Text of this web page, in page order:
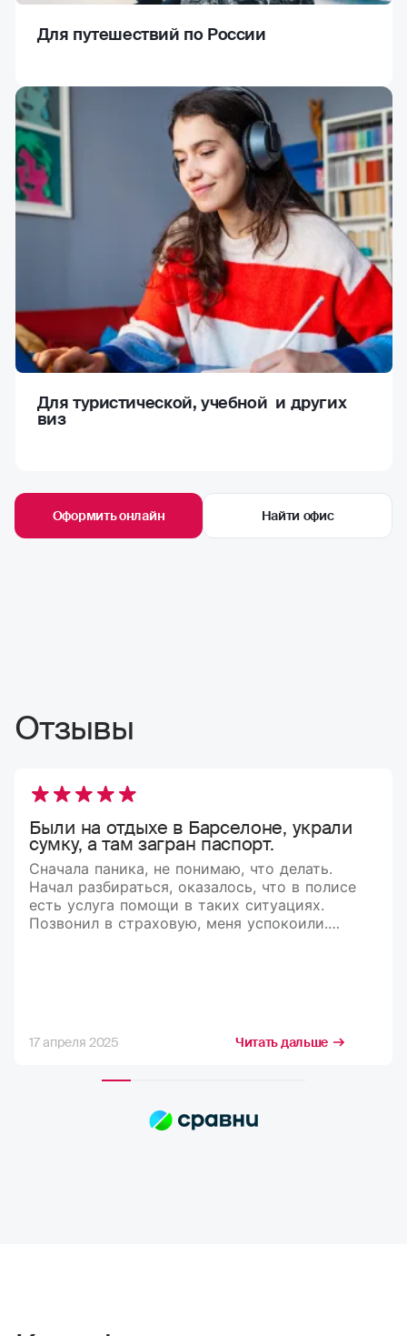
Для путешествий по России
Для туристической, учебной и других
виз
Оформить онлайн Найти офис
Отзывы
Были на отдыхе в Барселоне, украли
сумку, а там загран паспорт.
Сначала паника, не понимаю, что делать.
Начал разбираться, оказалось, что в полисе
есть услуга помощи в таких ситуациях.
Позвонил в страховую, меня успокоили.
17 апреля 2025 Читать дальше